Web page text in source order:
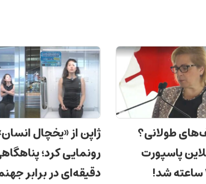
طولانی؟
پاسپورت
ژاپن از «یخچال
دقیقه‌ای در برابر